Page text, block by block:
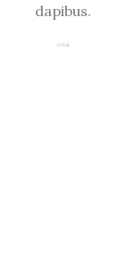
dapibus.